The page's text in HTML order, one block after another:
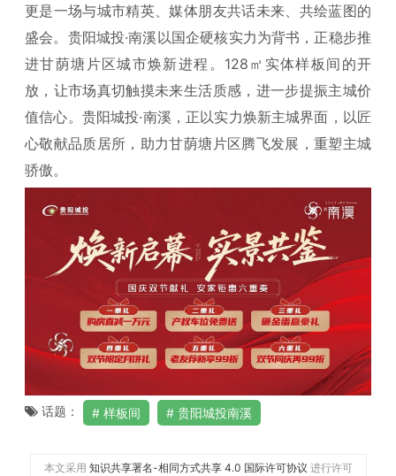
更是一场与城市精英、媒体朋友共话未来、共绘蓝图的
盛会。贵阳城投·南溪以国企硬核实力为背书，正稳步推
进甘荫塘片区城市焕新进程。128㎡实体样板间的开
放，让市场真切触摸未来生活质感，进一步提振主城价
值信心。贵阳城投·南溪，正以实力焕新主城界面，以匠
心敬献品质居所，助力甘荫塘片区腾飞发展，重塑主城
骄傲。
话题： 样板间 贵阳城投南溪
本文采用 知识共享署名-相同方式共享 4.0 国际许可协议 进行许可